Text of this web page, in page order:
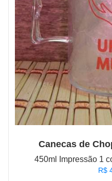
Canecas de
450ml Impressão 1
R$